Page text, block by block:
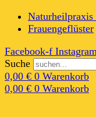
Frauengeflüster
Facebook-f
Suche
0,00 € 0 Warenkorb
0,00 € 0 Warenkorb